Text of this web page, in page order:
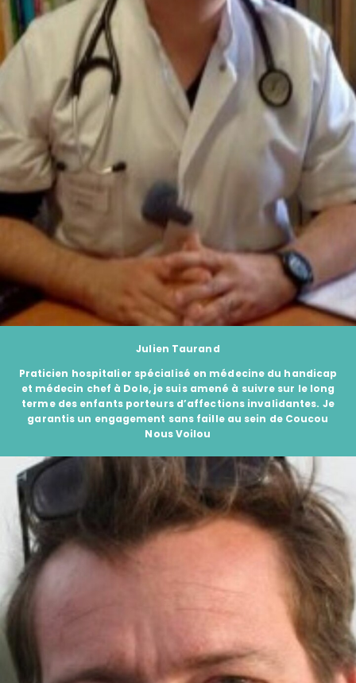
Julien Taurand
Praticien hospitalier spécialisé en médecine du handicap
et médecin chef à Dole, je suis amené à suivre sur le long
terme des enfants porteurs d’affections invalidantes. Je
garantis un engagement sans faille au sein de Coucou
Nous Voilou